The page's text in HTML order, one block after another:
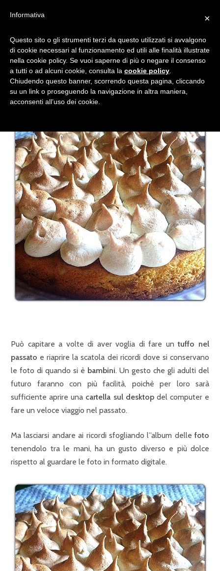
TORTA MERINGATA AL
LIMONE
Può capitare a volte di aver voglia di fare untuffo nel
passato e riaprire la scatola dei ricordi dove si conservano
le foto di quando si è bambini. Un gesto che gli adulti del
futuro faranno con più facilità, poichè per loro sarà
sufficiente aprire una cartella sul desktopdel computer e
fare un veloce viaggio nel passato.
Ma lasciarsi andare ai ricordi sfogliando l”album delle foto
tenendolo tra le mani, ha un gusto diverso e più dolce
rispetto al guardare le foto in formato digitale.
×
Informativa
Questo sito o gli strumenti terzi da questo utilizzati si avvalgono
di cookie necessari al funzionamento ed utili alle finalità illustrate
nella cookie policy. Se vuoi saperne di più o negare il consenso
a tutti o ad alcuni cookie, consulta la cookie policy
Chiudendo questo banner, scorrendo questa pagina, cliccando
su un link o proseguendo la navigazione in altra maniera,
acconsenti all’uso dei cookie.